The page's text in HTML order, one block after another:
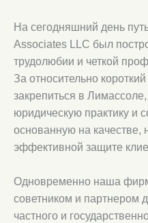
На сегодняшний день
Associates LLC был
трудолюбии и четкой
За относительно
закрепиться в
юридическую практику и
основанную на качестве,
эффективной защите
Одновременно наша
советником и партнером
частного и